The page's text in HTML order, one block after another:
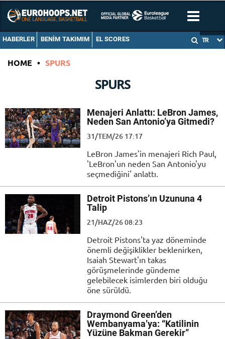
HABERLER BENIM TAKIMIM EL SCORES TR
HOME • SPURS
SPURS
Menajeri Anlattı: LeBron James,
Neden San Antonio’ya Gitmedi?
31/TEM/26 17:17
LeBron James'in menajeri Rich Paul,
'LeBron'un neden San Antonio'yu
seçmediğini' anlattı.
Detroit Pistons’ın Uzununa 4
Talip
21/HAZ/26 08:23
Detroit Pistons'ta yaz döneminde
önemli değişiklikler beklenirken,
Isaiah Stewart'ın takas
görüşmelerinde gündeme
gelebilecek isimlerden biri olduğu
öne sürüldü.
Draymond Green’den
Wembanyama’ya: “Katilinin
Yüzüne Bakman Gerekir”